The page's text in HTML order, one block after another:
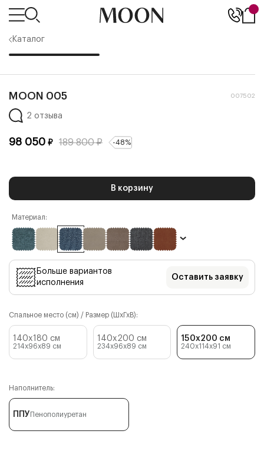
Каталог
MOON 005 007502
2 отзыва
98 050 ₽ 189 800₽ -48%
В корзину
Материал:
Больше вариантов
исполнения
Оставить заявку
Спальное место (см) / Размер (ШхГхВ):
140x180 см
214x96x89 см
140x200 см
234x96x89 см
150x200 см
240x114x91 см
Наполнитель:
ППУ Пенополиуретан